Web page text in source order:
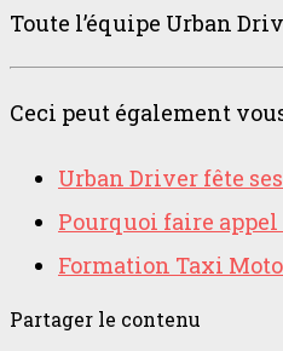
Toute l’équipe Urban
Ceci peut également
Urban Driver fête
Pourquoi faire
Formation Taxi
Partager le contenu